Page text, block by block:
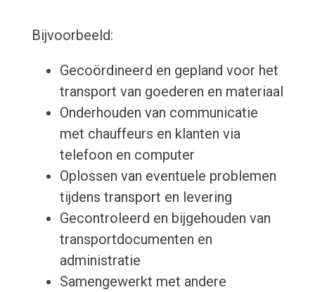
Bijvoorbeeld:
Gecoördineerd en gepland voor het
transport van goederen en materiaal
Onderhouden van communicatie
met chauffeurs en klanten via
telefoon en computer
Oplossen van eventuele problemen
tijdens transport en levering
Gecontroleerd en bijgehouden van
transportdocumenten en
administratie
Samengewerkt met andere